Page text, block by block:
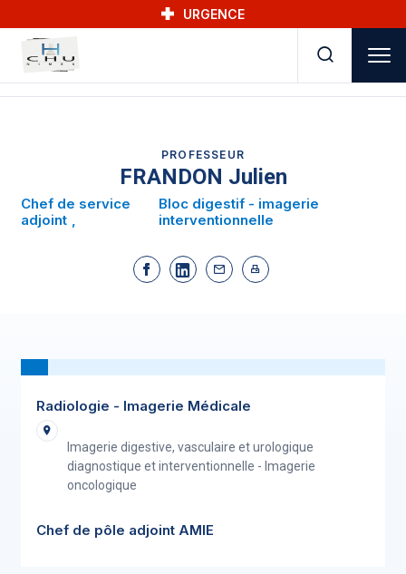
URGENCE
PROFESSEUR
FRANDON Julien
Chef de service
adjoint
Bloc digestif - imagerie
interventionnelle
Radiologie - Imagerie Médicale
Imagerie digestive, vasculaire et urologique
diagnostique et interventionnelle - Imagerie
oncologique
Chef de pôle adjoint AMIE